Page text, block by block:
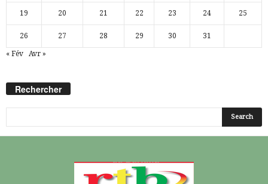
19 20 21 22 23 24 25
26 27 28 29 30 31
« Fév Avr »
Rechercher